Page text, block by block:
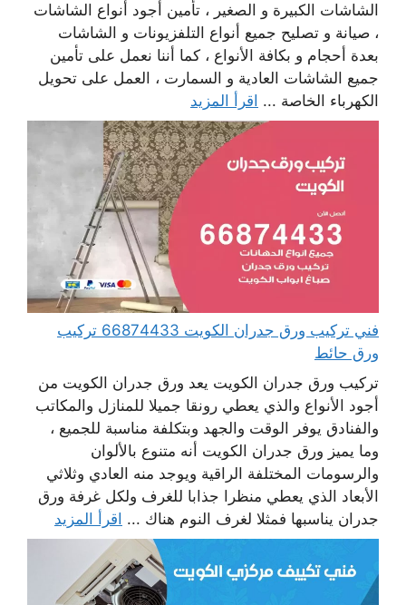
الشاشات الكبيرة و الصغير ، تأمين أجود أنواع الشاشات
، صيانة و تصليح جميع أنواع التلفزيونات و الشاشات
بعدة أحجام و بكافة الأنواع ، كما أننا نعمل على تأمين
جميع الشاشات العادية و السمارت ، العمل على تحويل
الكهرباء الخاصة ... اقرأ المزيد
فني تركيب ورق جدران الكويت 66874433 تركيب
ورق حائط
تركيب ورق جدران الكويت يعد ورق جدران الكويت من
أجود الأنواع والذي يعطي رونقا جميلا للمنازل والمكاتب
والفنادق يوفر الوقت والجهد وبتكلفة مناسبة للجميع ،
وما يميز ورق جدران الكويت أنه متنوع بالألوان
والرسومات المختلفة الراقية ويوجد منه العادي وثلاثي
الأبعاد الذي يعطي منظرا جذابا للغرف ولكل غرفة ورق
جدران يناسبها فمثلا لغرف النوم هناك ... اقرأ المزيد